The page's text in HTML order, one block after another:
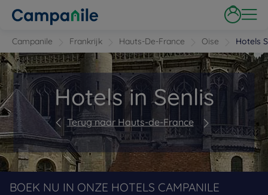
Campanile Frankrijk Hauts-De-France Oise Hotels
Hotels in Senlis
Terug naar Hauts-de-France
BOEK NU IN ONZE HOTELS CAMPANILE